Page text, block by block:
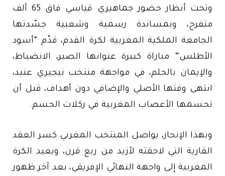
وتحت أنظار حضور جماهيري قياسي فاق 65 ألف
متفرج، وبمساندة رسمية وشعبية جسّدتها
الجامعة الملكية المغربية لكرة القدم، قدّم “أسود
الأطلس” مباراة كبيرة عنوانها الصبر، الانضباط،
والإيمان بالحلم، في مواجهة منتخب نيجيري عنيد،
انتهى وقتها الأصلي والإضافي دون أهداف، قبل أن
تحسمها الأعصاب المغربية في ركلات الحسم.
وبهذا الإنجاز، يواصل المنتخب المغربي كسر العقد
القارية التي لاحقته لأزيد من ربع قرن، ويعيد الكرة
المغربية إلى واجهة النهائي الإفريقي، بعد آخر ظهور